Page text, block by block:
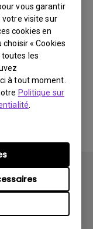
vous garantir
votre visite sur
cookies en
« Cookies
les
à tout moment.
Politique sur